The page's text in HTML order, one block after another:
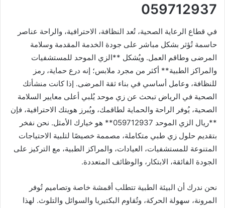
059712937
في قطاع الرعاية الصحية، تُعد النظافة، الاحترافية، والراحة عناصر
حاسمة تُؤثر بشكل مباشر على جودة الخدمة المقدمة وسلامة
المرضى وطاقم العمل. ويُشكل **الزي الموحد للمستشفيات
والمراكز الطبية** أكثر من مجرد ملابس؛ إنه درع حماية، رمز
للنظافة، وعامل أساسي في بناء ثقة المرضى. إذا كانت منشأتك
الصحية في الرياض تبحث عن زي موحد يُلبي أعلى معايير السلامة
الصحية، يُوفر الراحة والحماية لطاقمك، ويُبرز هويتك الاحترافية، فإن
**ريال الزي الموحد 059712937** هو خيارك الأمثل. نحن نفخر
بتقديم حلول زي طبي متكاملة، مصممة خصيصًا لتلبية الاحتياجات
المتنوعة للمستشفيات، العيادات، والمراكز الطبية، مع التركيز على
الجودة الفائقة، الابتكار، والوظائف المتعددة.
نحن ندرك أن البيئة الطبية تتطلب أقمشة خاصة وتصاميم تُوفر
المرونة، سهولة الحركة، وتُقاوم البكتيريا والسوائل والتلوث. لهذا